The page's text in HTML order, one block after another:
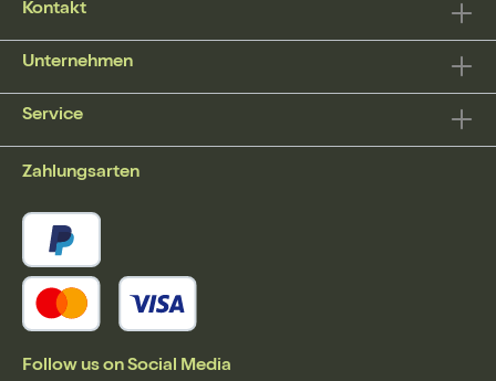
Kontakt
Unternehmen
Service
Zahlungsarten
Follow us on Social Media